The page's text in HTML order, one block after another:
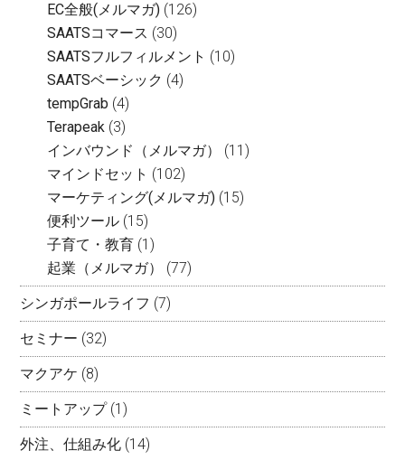
EC全般(メルマガ) (126)
SAATSコマース (30)
SAATSフルフィルメント (10)
SAATSベーシック (4)
tempGrab (4)
Terapeak (3)
インバウンド（メルマガ）
(11)
マインドセット (102)
マーケティング(メルマガ) (15)
便利ツール (15)
子育て・教育 (1)
起業（メルマガ）
(77)
シンガポールライフ (7)
セミナー (32)
マクアケ (8)
ミートアップ(1)
外注、仕組み化 (14)